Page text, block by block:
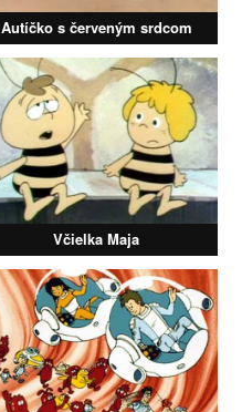
Autíčko s červeným srdcom
Včielka Maja